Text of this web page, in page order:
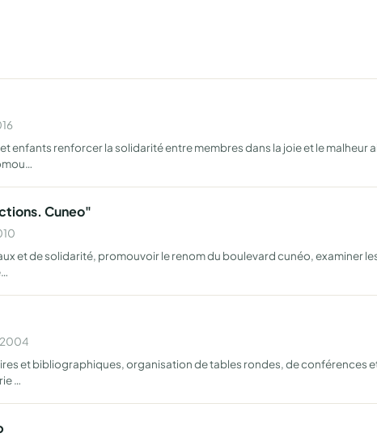
enfants renforcer la solidarité entre membres dans la joie et le malheur
Cuneo"
et de solidarité, promouvoir le renom du boulevard cunéo, examiner
2004
et bibliographiques, organisation de tables rondes, de conférences
…